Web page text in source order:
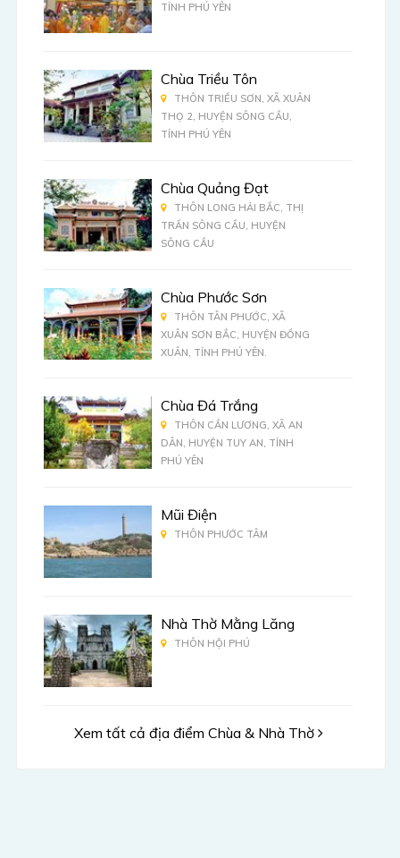
TỈNH PHÚ YÊN
Chùa Triều Tôn
THÔN TRIỀU SƠN, XÃ XUÂN
THỌ 2, HUYỆN SÔNG CẦU,
TỈNH PHÚ YÊN
Chùa Quảng Đạt
THÔN LONG HẢI BẮC, THỊ
TRẤN SÔNG CẦU, HUYỆN
SÔNG CẦU
Chùa Phước Sơn
THÔN TÂN PHƯỚC, XÃ
XUÂN SƠN BẮC, HUYỆN ĐỒNG
XUÂN, TỈNH PHÚ YÊN.
Chùa Đá Trắng
THÔN CẦN LƯƠNG, XÃ AN
DÂN, HUYỆN TUY AN, TỈNH
PHÚ YÊN
Mũi Điện
THÔN PHƯỚC TÂM
Nhà Thờ Mằng Lăng
THÔN HỘI PHÚ
Xem tất cả địa điểm Chùa & Nhà Thờ